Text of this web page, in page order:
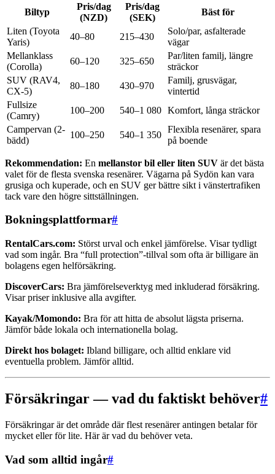
Biltyp
Pris/dag
(NZD)
Pris/dag
(SEK)
Bäst för
Liten (Toyota
Yaris)
40–80 215–430
Solo/par, asfalterade
vägar
Mellanklass
(Corolla)
60–120 325–650
Par/liten familj, längre
sträckor
SUV (RAV4,
CX-5)
80–180 430–970
Familj, grusvägar,
vintertid
Fullsize
(Camry)
100–200 540–1 080 Komfort, långa sträckor
Campervan (2-
bädd)
100–250 540–1 350
Flexibla resenärer, spara
på boende
Rekommendation: En mellanstor bil eller liten SUV är det bästa
valet för de flesta svenska resenärer. Vägarna på Sydön kan vara
grusiga och kuperade, och en SUV ger bättre sikt i vänstertrafiken
tack vare den högre sittställningen.
Bokningsplattformar#
RentalCars.com: Störst urval och enkel jämförelse. Visar tydligt
vad som ingår. Bra “full protection”-tillval som ofta är billigare än
bolagens egen helförsäkring.
DiscoverCars: Bra jämförelseverktyg med inkluderad försäkring.
Visar priser inklusive alla avgifter.
Kayak/Momondo: Bra för att hitta de absolut lägsta priserna.
Jämför både lokala och internationella bolag.
Direkt hos bolaget: Ibland billigare, och alltid enklare vid
eventuella problem. Jämför alltid.
Försäkringar — vad du faktiskt behöver#
Försäkringar är det område där flest resenärer antingen betalar för
mycket eller för lite. Här är vad du behöver veta.
Vad som alltid ingår#